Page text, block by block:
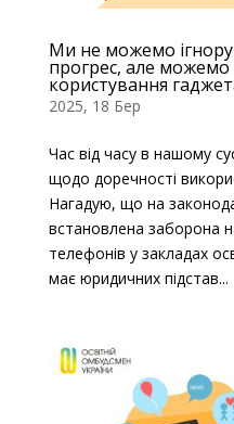
Ми не можемо
прогрес, але
користування
2025, 18 Бер
Час від часу в нашому
щодо доречності
Нагадую, що на
встановлена заборона
телефонів у закладах
має юридичних підстав...